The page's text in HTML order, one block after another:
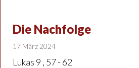
Die Nachfolge
17 März 2024
Lukas 9 , 57 - 62